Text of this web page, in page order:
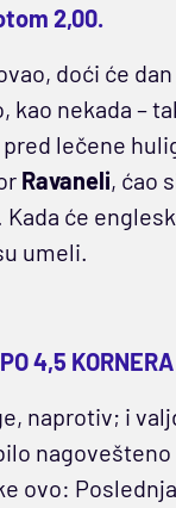
2,00.
doći će
nekada –
lečene
Ravaneli, ćao
Kada će
umeli.
4,5
naprotiv; i
ovo: